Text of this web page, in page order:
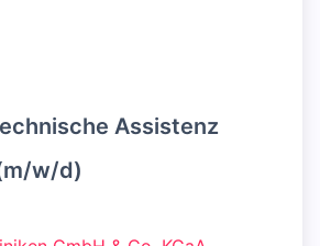
Assistenz
w/d)